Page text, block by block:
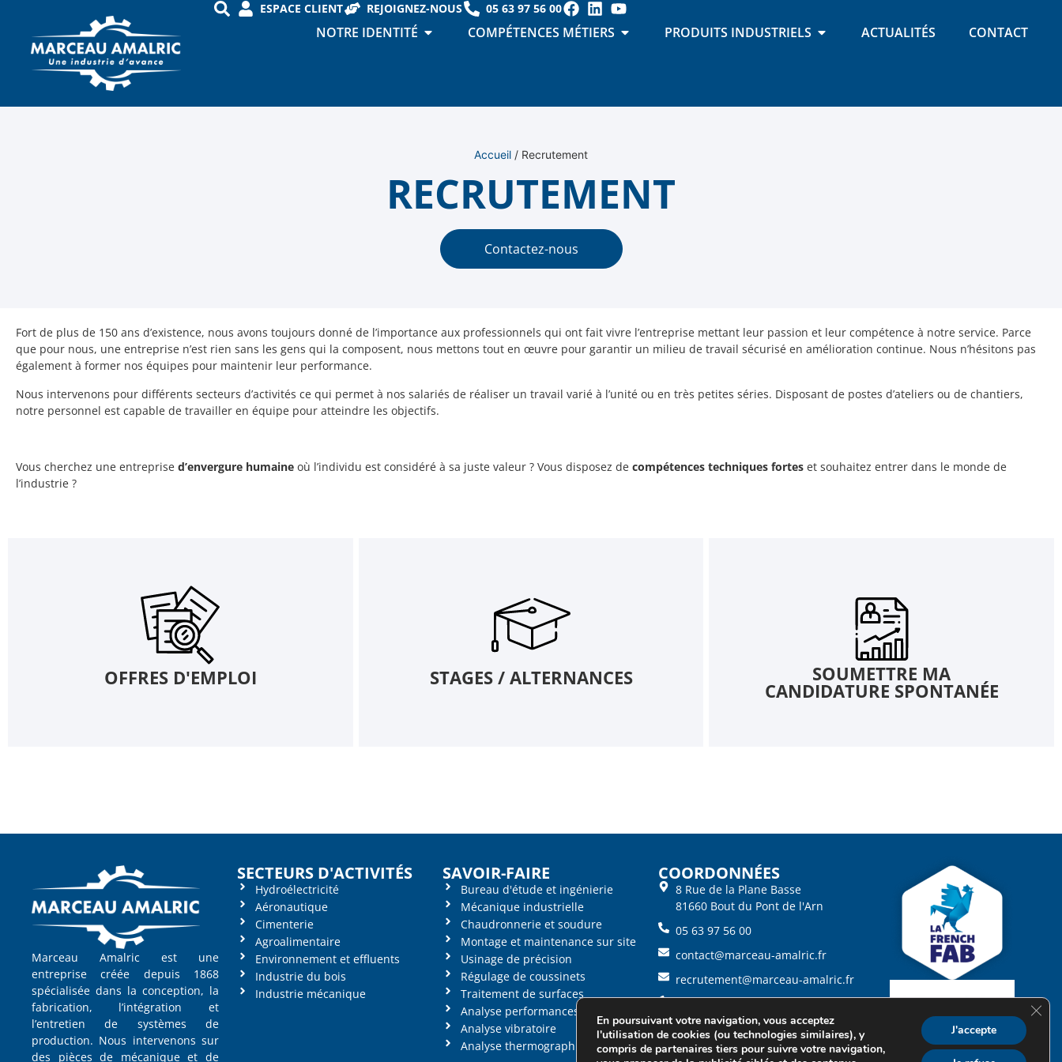
ESPACE CLIENT REJOIGNEZ-NOUS 05 63 97 56 00
NOTRE IDENTITÉ COMPÉTENCES MÉTIERS PRODUITS INDUSTRIELS ACTUALITÉS CONTACT
Accueil / Recrutement
RECRUTEMENT
Contactez-nous
Fort de plus de 150 ans d’existence, nous avons toujours donné de l’importance aux professionnels qui ont fait vivre l’entreprise mettant leur passion et leur compétence à notre service. Parce
que pour nous, une entreprise n’est rien sans les gens qui la composent, nous mettons tout en œuvre pour garantir un milieu de travail sécurisé en amélioration continue. Nous n’hésitons pas
également à former nos équipes pour maintenir leur performance.
Nous intervenons pour différents secteurs d’activités ce qui permet à nos salariés de réaliser un travail varié à l’unité ou en très petites séries. Disposant de postes d’ateliers ou de chantiers,
notre personnel est capable de travailler en équipe pour atteindre les objectifs.
Vous cherchez une entreprise d’envergure humaine où l’individu est considéré à sa juste valeur ? Vous disposez de compétences techniques fortes et souhaitez entrer dans le monde de
l’industrie ?
OFFRES D'EMPLOI STAGES / ALTERNANCES SOUMETTRE MA
CANDIDATURE SPONTANÉE
Marceau Amalric est une
entreprise créée depuis 1868
spécialisée dans la conception, la
fabrication, l’intégration et
l’entretien de systèmes de
production. Nous intervenons sur
des pièces de mécanique et de
SECTEURS D'ACTIVITÉS
Hydroélectricité
Aéronautique
Cimenterie
Agroalimentaire
Environnement et effluents
Industrie du bois
Industrie mécanique
SAVOIR-FAIRE
Bureau d'étude et ingénierie
Mécanique industrielle
Chaudronnerie et soudure
Montage et maintenance sur site
Usinage de précision
Régulage de coussinets
Traitement de surfaces
Analyse performances machines
Analyse vibratoire
Analyse thermographique
COORDONNÉES
8 Rue de la Plane Basse
81660 Bout du Pont de l'Arn
05 63 97 56 00
contact@marceau-amalric.fr
recrutement@marceau-amalric.fr
Politiques de confidentialité
Mentions légales
En poursuivant votre navigation, vous acceptez
l'utilisation de cookies (ou technologies similaires), y
compris de partenaires tiers pour suivre votre navigation,
J'accepte